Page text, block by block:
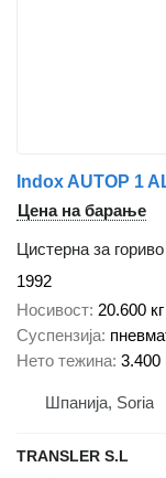
Indox AUTOP 1
Цена на барање
Цистерна за гориво
1992
Носивост 20.600 кг
Суспензија
Нето тежина 3.400
Шпанија, Soria
TRANSLER S.L